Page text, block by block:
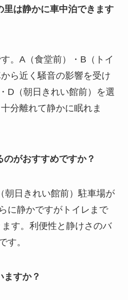
里は静かに車中泊できます
。A（食堂前）・B（トイ
ら近く騒音の影響を受け
D（朝日きれい館前）を選
分離れて静かに眠れま
がおすすめですか？
朝日きれい館前）駐車場が
に静かですがトイレまで
す。利便性と静けさのバ
す。
ますか？